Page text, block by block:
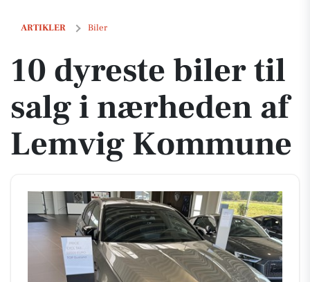
ARTIKLER Biler
10 dyreste biler til salg i nærheden af Lemvig Kommune
10 dyreste biler til
salg i nærheden af
Lemvig Kommune